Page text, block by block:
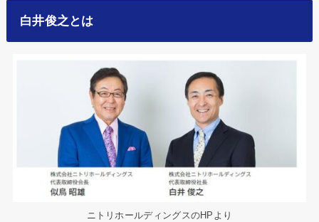
白井俊之とは
ニトリホールディングスのHPより